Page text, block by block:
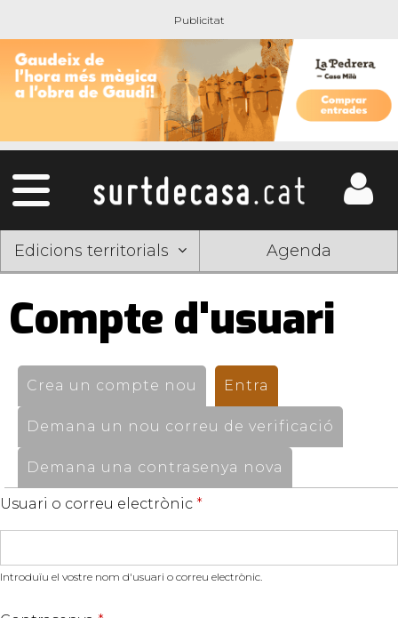
Edicions territorials Agenda
Compte d'usuari
Pestanyes
primàries
Crea un compte nou Entra
Demana un nou correu de verificació
Demana una contrasenya nova
Usuari o correu electrònic *
Introduïu el vostre nom d'usuari o correu electrònic.